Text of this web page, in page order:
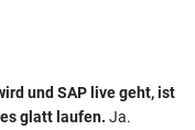
und SAP live geht, ist
glatt laufen. Ja.